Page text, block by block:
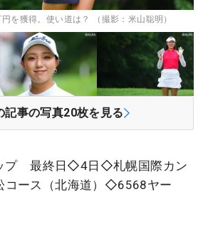
を獲得。使い道は？ （撮影：米山聡明）
記事の写真20枚を見る
プ 最終日◇4日◇札幌国際カン
コース（北海道）◇6568ヤー